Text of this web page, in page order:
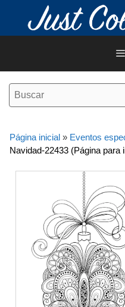
contenido
Página inicial » Eventos
Navidad-22433 (Página para